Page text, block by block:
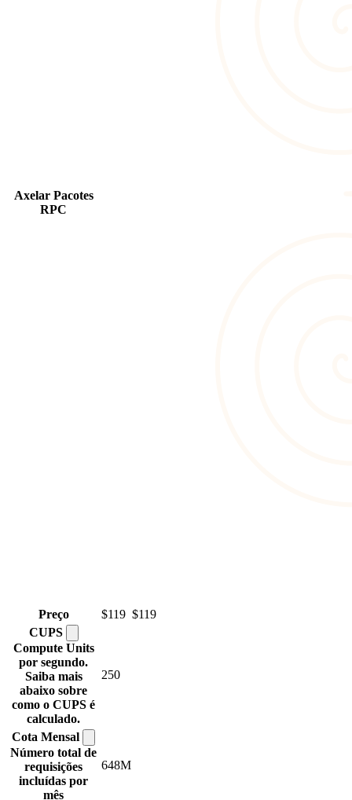
Axelar Pacotes
RPC
Preço $119 $119
CUPS
Compute Units
por segundo.
Saiba mais
abaixo sobre
como o CUPS é
calculado.
250
Cota Mensal
Número total de
requisições
incluídas por
mês
648M